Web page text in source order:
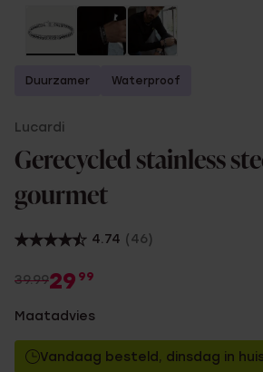
Duurzamer Waterproof
Lucardi
Gerecycled stainless
gourmet
4.74 (46)
39.9929 99
Maatadvies
Vandaag besteld, dinsdag in